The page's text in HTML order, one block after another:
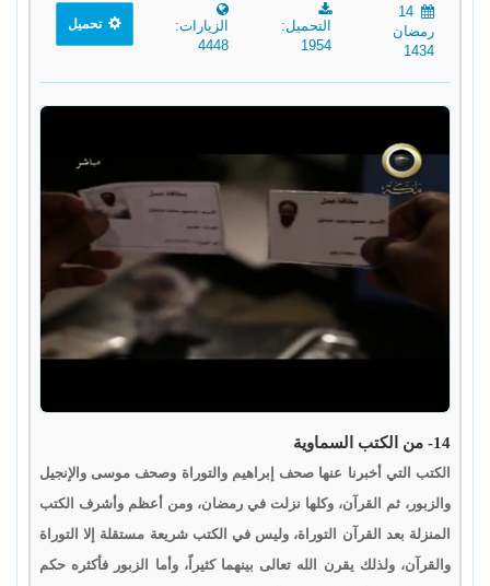
14
رمضان
1434
التحميل:
1954
الزيارات:
4448
تحميل
14- من الكتب السماوية
الكتب التي أخبرنا عنها صحف إبراهيم والتوراة وصحف موسى والإنجيل
والزبور، ثم القرآن، وكلها نزلت في رمضان، ومن أعظم وأشرف الكتب
المنزلة بعد القرآن التوراة، وليس في الكتب شريعة مستقلة إلا التوراة
والقرآن، ولذلك يقرن الله تعالى بينهما كثيراً، وأما الزبور فأكثره حكم